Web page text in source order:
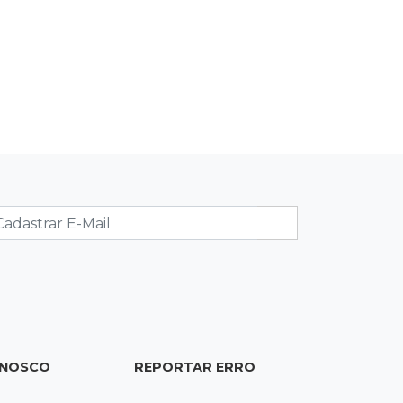
Sena, Quina, Timemania e mais
REPORTAR ERRO